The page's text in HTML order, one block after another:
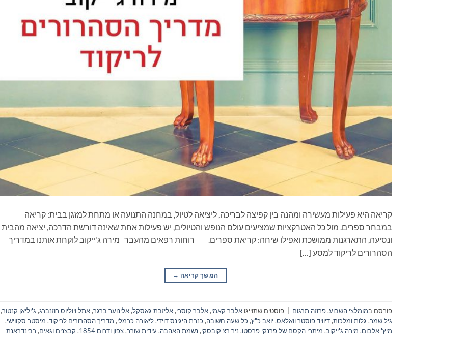
קריאה היא פעילות מעשירה ומהנה בין קפיצה לבריכה, ליציאה לטיול, במחנה התנועה או מתחת למזגן בבית: קריאה
במבחר ספרים. מול כל האטרקציות שמציעים עולם הנופש והטיולים, יש פעילות אחת שאינה דורשת הדרכה, יציאה מהבית
ונסיעה, התארגנות ממושכת ואפילו שיחה: קריאת ספרים. רוחות רפאים מהעבר מירה ג'ייקוב לוקחת אותנו במדריך
הסהרורים לריקוד למסע […]
המשך קריאה →
פורסם במומלצי השבוע,פרוזה תרגום פוסטים שתוייגו אלבר קאמי,אלבר קוסרי,אליזבת גאסקל,אלינוער ברגר,אתל ויוליוס רוזנברג, ג'יליאן קנטור,
גיל שמר, גלות ומלכות,דיוויד פוסטר וואלאס,יואב כ"ץ, כל שעה חשובה, כנרת היגינס דוידי,ליאורה כרמלי, מדריך הסהרורים לריקוד, מיסטר סקווישי,
מיץ' אלבום, מירה ג'ייקוב, מיתרי הקסם של פרנקי פרסטו, ניר רצ'קובסקי, נשמת האהבה, עידית שורר,צפון ודרום 1854 , קבצנים וגאים, רבינדראנת